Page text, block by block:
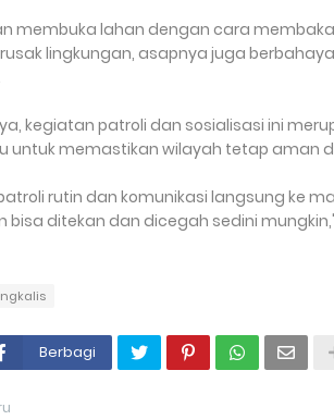
membuka lahan dengan cara
lingkungan, asapnya juga
kegiatan patroli dan sosialisasi ini
untuk memastikan wilayah tetap aman
rutin dan komunikasi langsung ke
bisa ditekan dan dicegah sedini
Berbagi